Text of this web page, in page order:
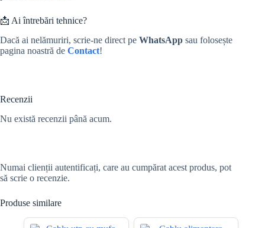
📩 Ai întrebări tehnice?
Dacă ai nelămuriri, scrie-ne direct pe WhatsApp sau folosește
pagina noastră de Contact!
Recenzii
Nu există recenzii până acum.
Numai clienții autentificați, care au cumpărat acest produs, pot
să scrie o recenzie.
Produse similare